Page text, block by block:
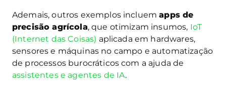
Ademais, outros exemplos incluemapps de
precisão agrícola, que otimizam insumos, IoT
(Internet das Coisas) aplicada em hardwares,
sensores e máquinas no campo e automatização
de processos burocráticos com a ajuda de
assistentes e agentes de IA.